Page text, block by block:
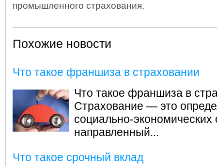
промышленного страхования.
Похожие новости
Что такое франшиза в страховании
Что такое франшиза в
Страхование — это
социально-
направленный...
Что такое срочный вклад